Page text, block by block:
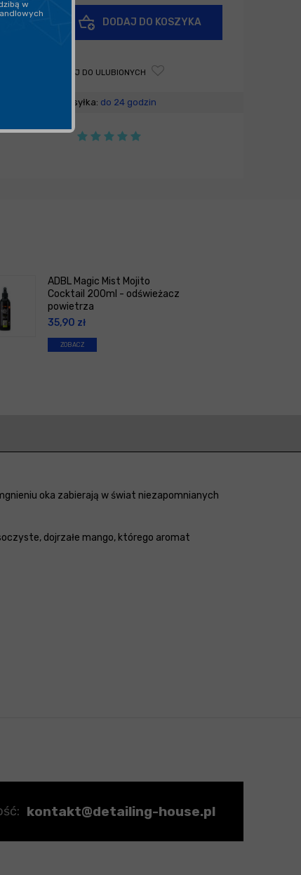
+
DODAJ DO KOSZYKA
DODAJ DO ULUBIONYCH
Wysyłka: do 24 godzin
ADBL Magic Mist Mojito
Cocktail 200ml - odświeżacz
powietrza
35,90 zł
ZOBACZ
oka zabierają w świat niezapomnianych
dojrzałe mango, którego aromat
kontakt@detailing-house.pl
w